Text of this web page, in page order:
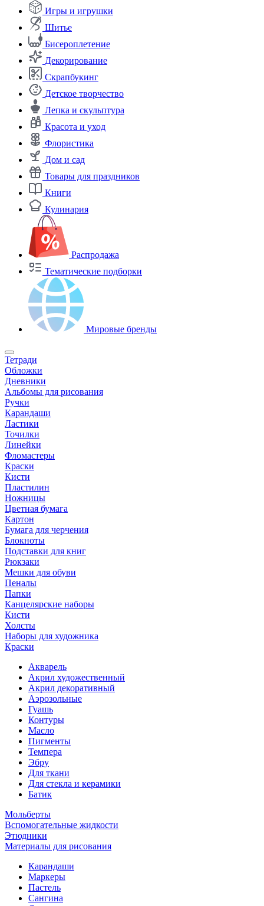
Игры и игрушки
Шитье
Бисероплетение
Декорирование
Скрапбукинг
Детское творчество
Лепка и скульптура
Красота и уход
Флористика
Дом и сад
Товары для праздников
Книги
Кулинария
Распродажа
Тематические подборки
Мировые бренды
Тетради
Обложки
Дневники
Альбомы для рисования
Ручки
Карандаши
Ластики
Точилки
Линейки
Фломастеры
Краски
Кисти
Пластилин
Ножницы
Цветная бумага
Картон
Бумага для черчения
Блокноты
Подставки для книг
Рюкзаки
Мешки для обуви
Пеналы
Папки
Канцелярские наборы
Кисти
Холсты
Наборы для художника
Краски
Акварель
Акрил художественный
Акрил декоративный
Аэрозольные
Гуашь
Контуры
Масло
Пигменты
Темпера
Эбру
Для ткани
Для стекла и керамики
Батик
Мольберты
Вспомогательные жидкости
Этюдники
Материалы для рисования
Карандаши
Маркеры
Пастель
Сангина